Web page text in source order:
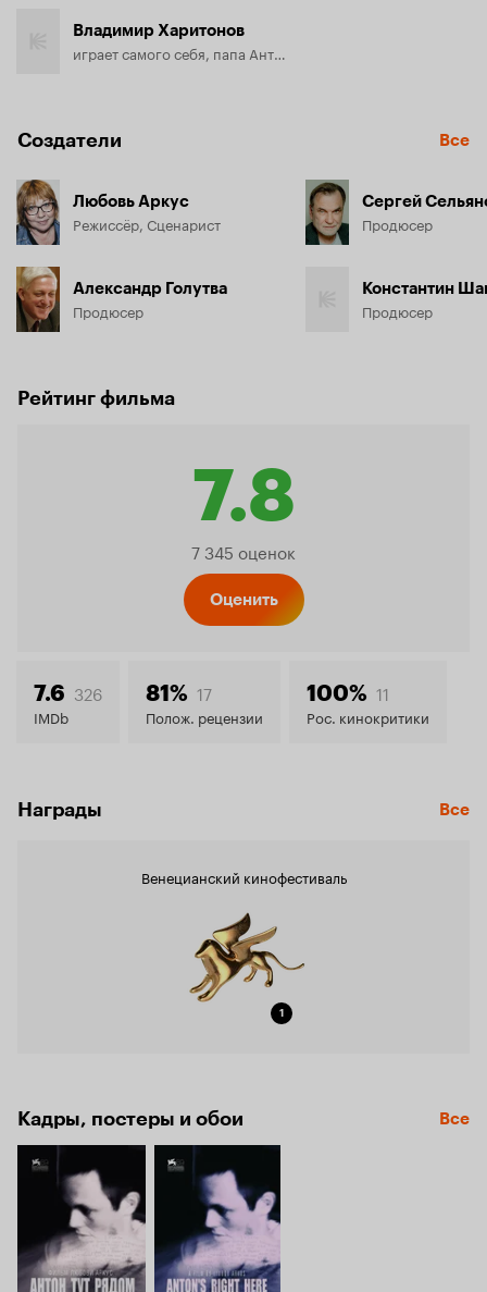
Владимир Харитонов
Создатели Все
Любовь Аркус
Режиссёр, Сценарист
Александр Голутва
Продюсер
Сергей
Продюсер
Константин
Продюсер
Рейтинг фильма
7.8
Рейтинг
7.8
7 345 оценок
Оценить
7.6 326
IMDb
81% 17
Полож. рецензии
100% 11
Рос. кинокритики
Награды Все
Венецианский кинофестиваль
1
Кадры, постеры и обои Все